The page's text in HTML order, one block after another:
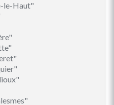
le-Haut"